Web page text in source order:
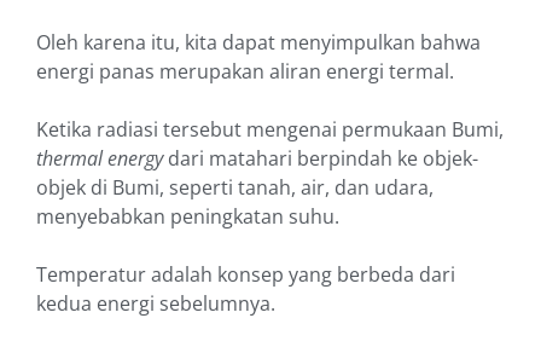
Oleh karena itu, kita dapat menyimpulkan bahwa
energi panas merupakan aliran energi termal.
Ketika radiasi tersebut mengenai permukaan Bumi,
thermal energydari matahari berpindah ke objek-
objek di Bumi, seperti tanah, air, dan udara,
menyebabkan peningkatan suhu.
Temperatur adalah konsep yang berbeda dari
kedua energi sebelumnya.